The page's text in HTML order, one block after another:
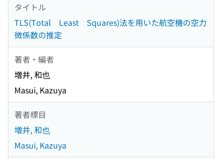
タイトル
TLS(Total Least Squares)法を用いた航空機の空力
微係数の推定
著者・編者
増井, 和也
Masui, Kazuya
著者標目
増井, 和也
Masui, Kazuya